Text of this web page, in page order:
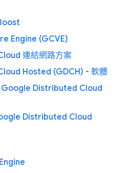
Engine (GCVE)
連結網路方案
Hosted (GDCH) - 軟體
Google Distributed Cloud
Distributed Cloud